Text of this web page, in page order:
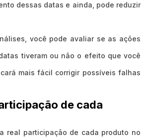
dessas datas e ainda, pode reduzir
você pode avaliar se as ações
tiveram ou não o efeito que você
mais fácil corrigir possíveis falhas
de cada
real participação de cada produto no